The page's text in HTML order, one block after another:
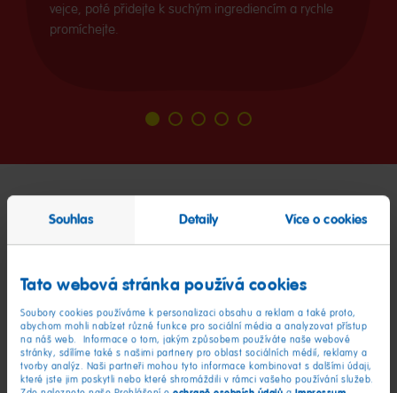
Souhlas Detaily Více o cookies
Tato webová stránka používá cookies
Soubory cookies používáme k personalizaci obsahu a reklam a také proto,
abychom mohli nabízet různé funkce pro sociální média a analyzovat přístup
na náš web. Informace o tom, jakým způsobem používáte naše webové
stránky, sdílíme také s našimi partnery pro oblast sociálních médií, reklamy a
tvorby analýz. Naši partneři mohou tyto informace kombinovat s dalšími údaji,
které jste jim poskytli nebo které shromáždili v rámci vašeho používání služeb.
vejce, poté přidejte k suchým ingrediencím a rychle
promíchejte.
Jdi
Jdi
Jdi
Jdi
Jdi
Zábava při pečení v